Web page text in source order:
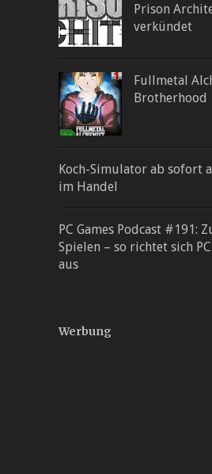
Prison
verkündet
Fullmetal
Brotherhood
Koch-Simulator ab sofort
im Handel
PC Games Podcast #191:
Spielen – so richtet sich PC
aus
Werbung